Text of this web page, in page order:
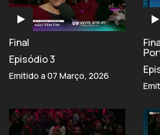
Final
Episódio 3
Emitido a 07 Março, 2026